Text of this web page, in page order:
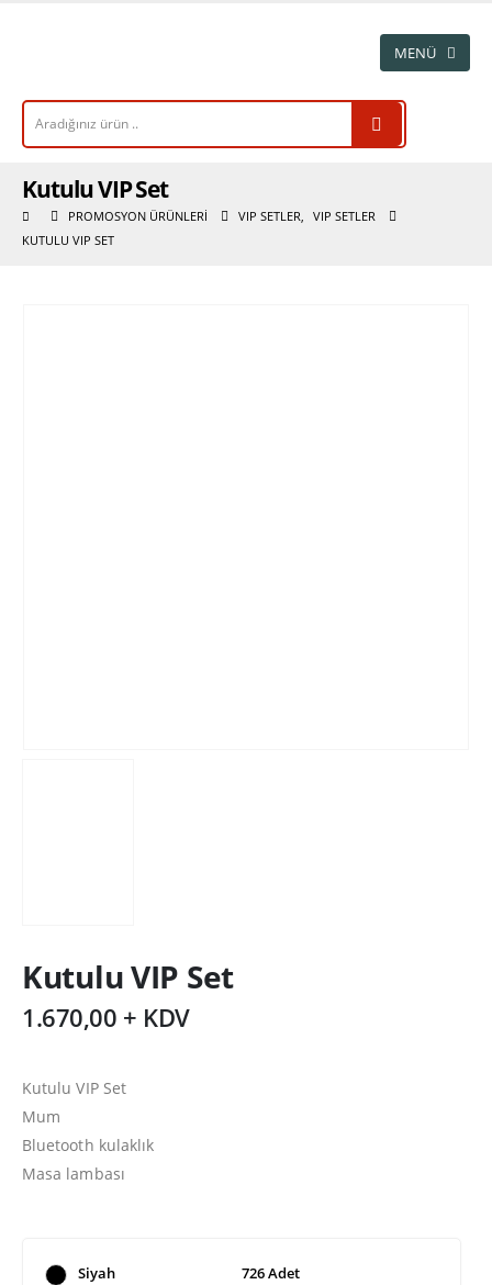
Kutulu VIP Set
PROMOSYON ÜRÜNLERI VIP SETLER, VIP SETLER
KUTULU VIP SET
Kutulu VIP Set
1.670,00 + KDV
Kutulu VIP Set
Mum
Bluetooth kulaklık
Masa lambası
Siyah 726 Adet